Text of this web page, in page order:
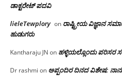
ಡಾಕ್ಟರೇಟ್ ಪದವಿ
lieleTewplory on ರಾಷ್ಟ್ರೀಯ ವಿಜ್ಞಾನ
ಹುಡುಗರು
Kantharaju JN on ಹಳ್ಳಿಯಲ್ಲೊಂದು ಪರಿಸರ
Dr rashmi on ಅಪ್ಪಂದಿರ ದಿನದ ವಿಶೇಷ: